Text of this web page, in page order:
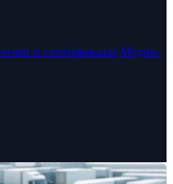
и сертификаты Медиа-